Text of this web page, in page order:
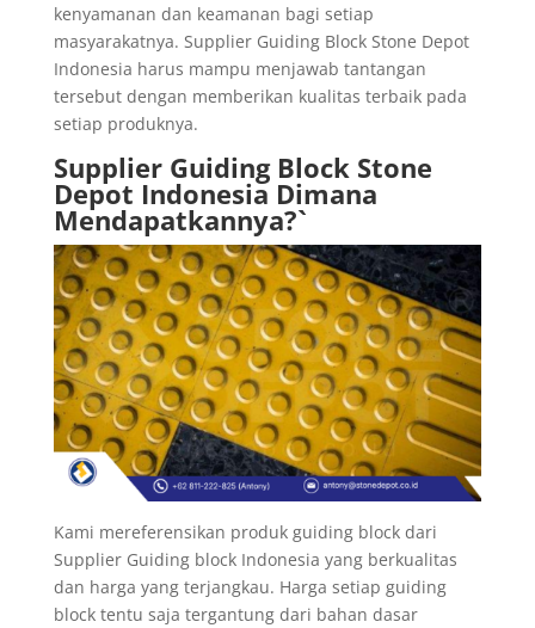
kenyamanan dan keamanan bagi setiap
masyarakatnya. Supplier Guiding Block Stone Depot
Indonesia harus mampu menjawab tantangan
tersebut dengan memberikan kualitas terbaik pada
setiap produknya.
Supplier Guiding Block Stone
Depot Indonesia Dimana
Mendapatkannya?`
Kami mereferensikan produk guiding block dari
Supplier Guiding block Indonesia yang berkualitas
dan harga yang terjangkau. Harga setiap guiding
block tentu saja tergantung dari bahan dasar